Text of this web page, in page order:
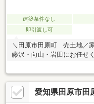
建築条件なし
即引渡し可
＼田原市田原町 売土地／
藤沢・向山・岩田にお任せ
愛知県田原市田